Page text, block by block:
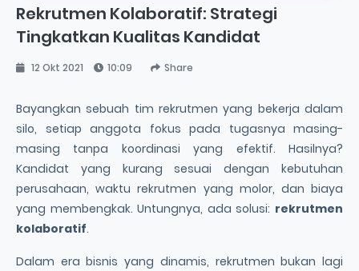
Rekrutmen Kolaboratif: Strategi
Tingkatkan Kualitas Kandidat
12 Okt 2021 10:09 Share
Bayangkan sebuah tim rekrutmen yang bekerja dalam
silo, setiap anggota fokus pada tugasnya masing-
masing tanpa koordinasi yang efektif. Hasilnya?
Kandidat yang kurang sesuai dengan kebutuhan
perusahaan, waktu rekrutmen yang molor, dan biaya
yang membengkak. Untungnya, ada solusi: rekrutmen
kolaboratif.
Dalam era bisnis yang dinamis, rekrutmen bukan lagi